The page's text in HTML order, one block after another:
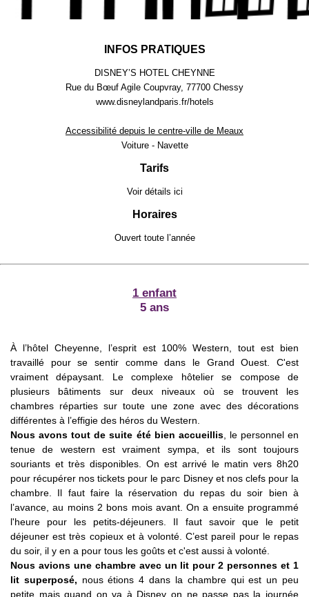
INFOS PRATIQUES
DISNEY’S HOTEL CHEYNNE
Rue du Bœuf Agile Coupvray, 77700 Chessy
www.disneylandparis.fr/hotels
Accessibilité depuis le centre-ville de Meaux
Voiture - Navette
Tarifs
Voir détails ici
Horaires
Ouvert toute l’année
1 enfant
5 ans
À l’hôtel Cheyenne, l’esprit est 100% Western, tout est bien
travaillé pour se sentir comme dans le Grand Ouest. C'est
vraiment dépaysant. Le complexe hôtelier se compose de
plusieurs bâtiments sur deux niveaux où se trouvent les
chambres réparties sur toute une zone avec des décorations
différentes à l’effigie des héros du Western.
Nous avons tout de suite été bien accueillis, le personnel en
tenue de western est vraiment sympa, et ils sont toujours
souriants et très disponibles. On est arrivé le matin vers 8h20
pour récupérer nos tickets pour le parc Disney et nos clefs pour la
chambre. Il faut faire la réservation du repas du soir bien à
l’avance, au moins 2 bons mois avant. On a ensuite programmé
l'heure pour les petits-déjeuners. Il faut savoir que le petit
déjeuner est très copieux et à volonté. C’est pareil pour le repas
du soir, il y en a pour tous les goûts et c'est aussi à volonté.
Nous avions une chambre avec un lit pour 2 personnes et 1
lit superposé, nous étions 4 dans la chambre qui est un peu
petite mais quand on va à Disney on ne passe pas la journée